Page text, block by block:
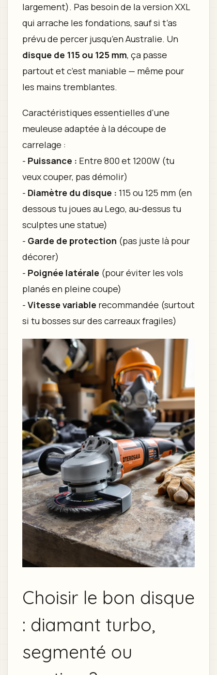
largement). Pas besoin de la version XXL
qui arrache les fondations, sauf si t’as
prévu de percer jusqu’en Australie. Un
disque de 115 ou 125 mm, ça passe
partout et c’est maniable — même pour
les mains tremblantes.
Caractéristiques essentielles d'une
meuleuse adaptée à la découpe de
carrelage :
- Puissance : Entre 800 et 1200W (tu
veux couper, pas démolir)
- Diamètre du disque : 115 ou 125 mm (en
dessous tu joues au Lego, au-dessus tu
sculptes une statue)
- Garde de protection (pas juste là pour
décorer)
- Poignée latérale (pour éviter les vols
planés en pleine coupe)
- Vitesse variable recommandée (surtout
si tu bosses sur des carreaux fragiles)
Choisir le bon disque
: diamant turbo,
segmenté ou